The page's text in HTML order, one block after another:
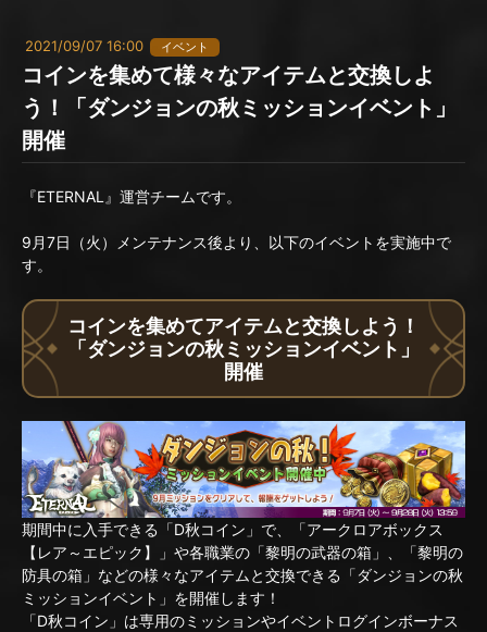
2021/09/07 16:00 イベント
コインを集めて様々なアイテムと交換しよ
う！「ダンジョンの秋ミッションイベント」
開催
『ETERNAL』運営チームです。
9月7日（火）メンテナンス後より、以下のイベントを実施中で
す。
コインを集めてアイテムと交換しよう！
「ダンジョンの秋ミッションイベント」
開催
期間中に入手できる「D秋コイン」で、「アークロアボックス
【レア～エピック】」や各職業の「黎明の武器の箱」、「黎明の
防具の箱」などの様々なアイテムと交換できる「ダンジョンの秋
ミッションイベント」を開催します！
「D秋コイン」は専用のミッションやイベントログインボーナス